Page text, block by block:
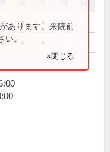
● ●
●
あります。来院前
。
×閉じる